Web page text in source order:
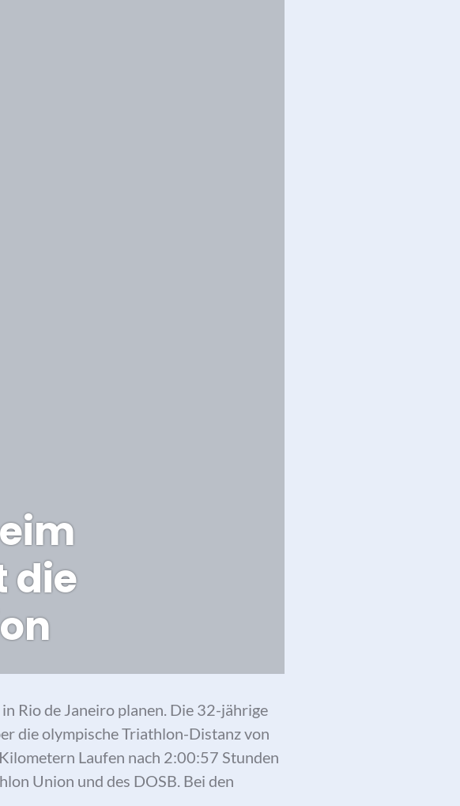
die
Rio de Janeiro planen. Die 32-jährige
die olympische Triathlon-Distanz von
Laufen nach 2:00:57 Stunden
Union und des DOSB. Bei den